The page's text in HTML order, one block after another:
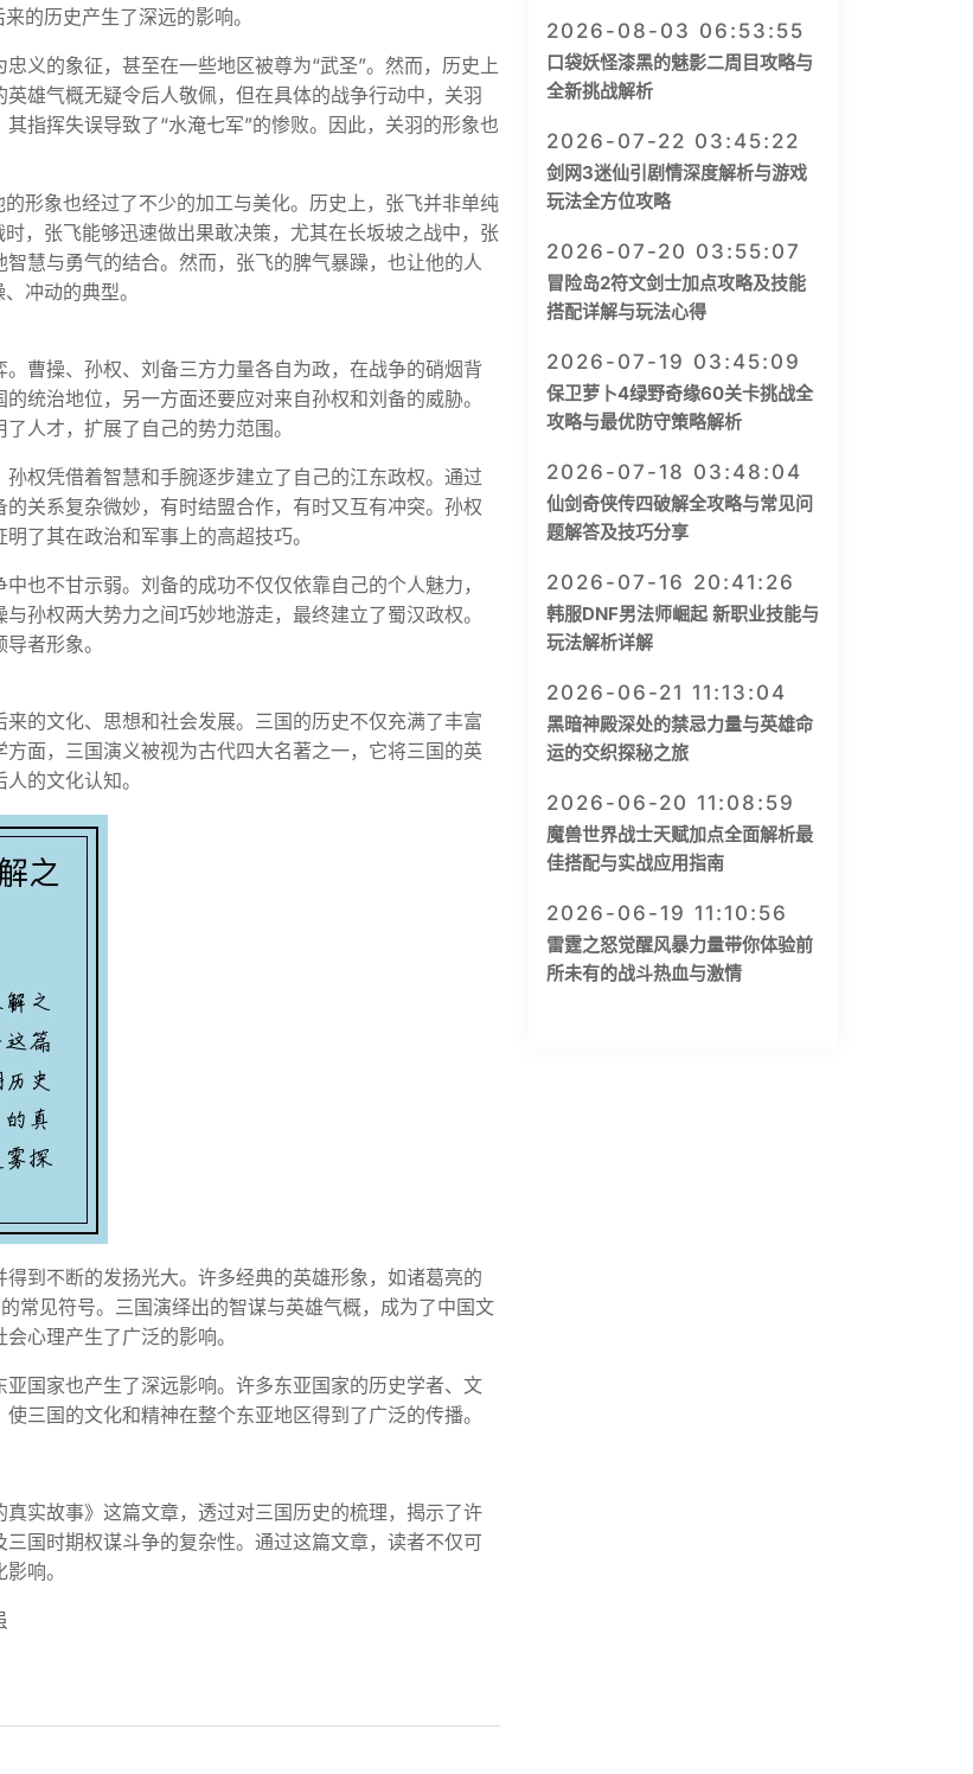
的历史产生了深远的影响。
义的象征，甚至在一些地区被尊为“武圣”。然而，历史上
雄气概无疑令后人敬佩，但在具体的战争行动中，关羽
指挥失误导致了“水淹七军”的惨败。因此，关羽的形象也
形象也经过了不少的加工与美化。历史上，张飞并非单纯
，张飞能够迅速做出果敢决策，尤其在长坂坡之战中，张
慧与勇气的结合。然而，张飞的脾气暴躁，也让他的人
冲动的典型。
曹操、孙权、刘备三方力量各自为政，在战争的硝烟背
统治地位，另一方面还要应对来自孙权和刘备的威胁。
人才，扩展了自己的势力范围。
权凭借着智慧和手腕逐步建立了自己的江东政权。通过
关系复杂微妙，有时结盟合作，有时又互有冲突。孙权
了其在政治和军事上的高超技巧。
也不甘示弱。刘备的成功不仅仅依靠自己的个人魅力，
孙权两大势力之间巧妙地游走，最终建立了蜀汉政权。
者形象。
的文化、思想和社会发展。三国的历史不仅充满了丰富
面，三国演义被视为古代四大名著之一，它将三国的英
的文化认知。
到不断的发扬光大。许多经典的英雄形象，如诸葛亮的
常见符号。三国演绎出的智谋与英雄气概，成为了中国文
心理产生了广泛的影响。
国家也产生了深远影响。许多东亚国家的历史学者、文
三国的文化和精神在整个东亚地区得到了广泛的传播。
实故事》这篇文章，透过对三国历史的梳理，揭示了许
国时期权谋斗争的复杂性。通过这篇文章，读者不仅可
响。
2026-08-03 06:53:55
口袋妖怪漆黑的魅影二周目攻略与
全新挑战解析
2026-07-22 03:45:22
剑网3迷仙引剧情深度解析与游戏
玩法全方位攻略
2026-07-20 03:55:07
冒险岛2符文剑士加点攻略及技能
搭配详解与玩法心得
2026-07-19 03:45:09
保卫萝卜4绿野奇缘60关卡挑战全
攻略与最优防守策略解析
2026-07-18 03:48:04
仙剑奇侠传四破解全攻略与常见问
题解答及技巧分享
2026-07-16 20:41:26
韩服DNF男法师崛起 新职业技能与
玩法解析详解
2026-06-21 11:13:04
黑暗神殿深处的禁忌力量与英雄命
运的交织探秘之旅
2026-06-20 11:08:59
魔兽世界战士天赋加点全面解析最
佳搭配与实战应用指南
2026-06-19 11:10:56
雷霆之怒觉醒风暴力量带你体验前
所未有的战斗热血与激情